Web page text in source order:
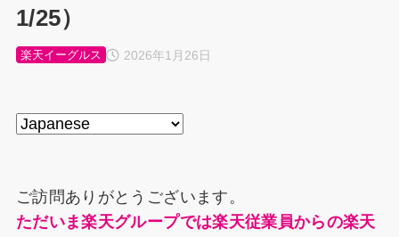
1/25）
2026年1月26日
楽天イーグルス
ご訪問ありがとうございます。
ただいま楽天グループでは楽天従業員からの楽天